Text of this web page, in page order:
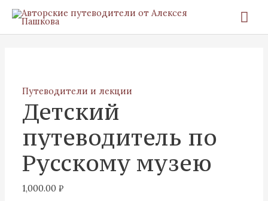
Перейти
Путеводители и лекции
Детский
путеводитель по
Русскому музею
1,000.00₽
путеводитель
по
Русскому
музею